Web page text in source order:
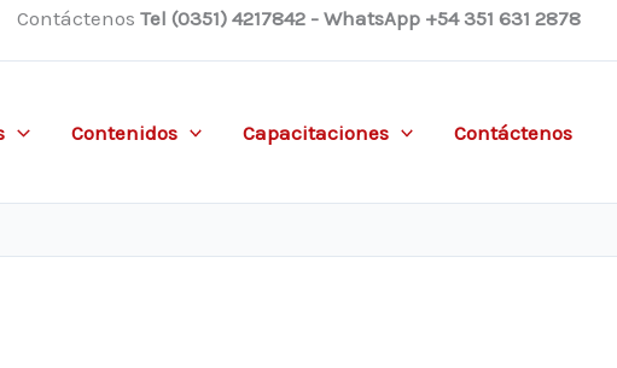
Contáctenos Tel (0351) 4217842 - WhatsApp +54 351 631 2878
Contenidos Capacitaciones Contáctenos